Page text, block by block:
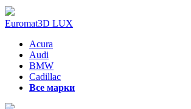
Euromat3D LUX
Acura
Audi
BMW
Cadillac
Все марки